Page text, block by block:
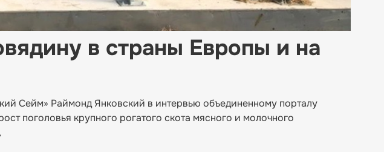
в страны Европы и на
Сейм» Раймонд Янковский в интервью объединенному порталу
поголовья крупного рогатого скота мясного и молочного